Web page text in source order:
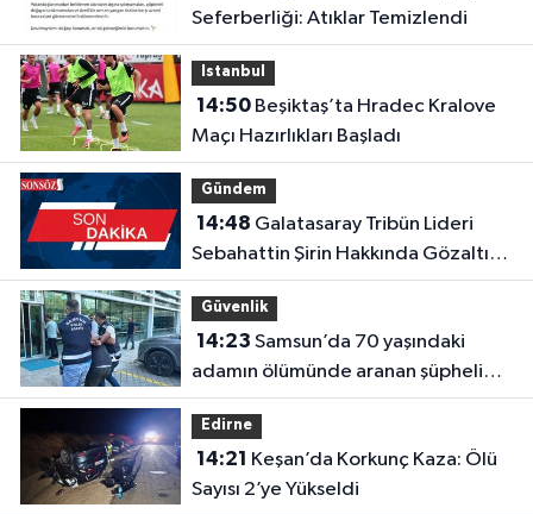
Seferberliği: Atıklar Temizlendi
Istanbul
14:50Beşiktaş’ta Hradec Kralove
Maçı Hazırlıkları Başladı
Gündem
14:48
Sebahattin Şirin Hakkında Gözaltı
Kararı
Güvenlik
14:23
adamın ölümünde aranan şüpheli
Trabzon’da yakalandı
Edirne
14:21
Sayısı 2’ye Yükseldi